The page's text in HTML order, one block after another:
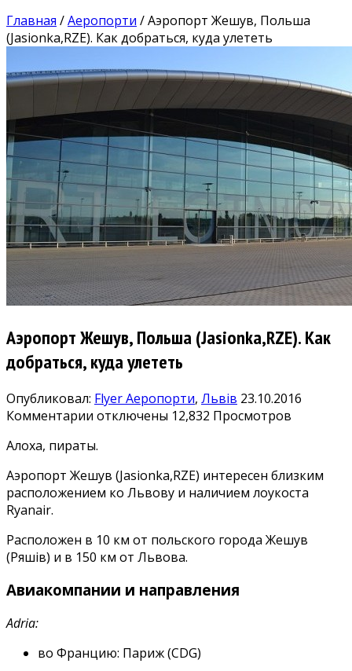
Главная /Аеропорти /Аэропорт Жешув, Польша
(Jasionka,RZE). Как добраться, куда улететь
Аэропорт Жешув, Польша (Jasionka,RZE). Как
добраться, куда улететь
Опубликовал: FlyerАеропорти, Львів 23.10.2016
Комментарии к
Аэропорт
Жешув,
Польша
(Jasionka,RZE).
добраться,
куда
отключены 12,832 Просмотров
Алоха, пираты.
Аэропорт Жешув (Jasionka,RZE) интересен близким
расположением ко Львову и наличием лоукоста
Ryanair.
Расположен в 10 км от польского города Жешув
(Ряшів) и в 150 км от Львова.
Авиакомпании и направления
Adria:
во Францию: Париж (CDG)